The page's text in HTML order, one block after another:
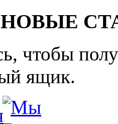
НОВЫЕ
чтобы
ящик.